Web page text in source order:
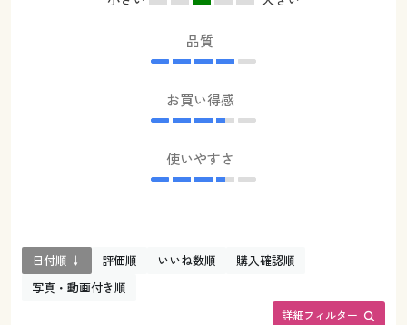
品質
お買い得感
使いやすさ
詳細フィルター
日付順 ↓ 評価順 いいね数順
購入確認順
写真・動画付き順